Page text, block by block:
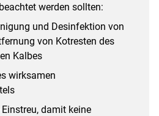
werden sollten:
und Desinfektion von
von Kotresten des
Kalbes
wirksamen
damit keine